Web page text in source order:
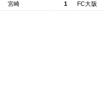
宮崎
1
FC大阪